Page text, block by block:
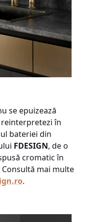
se epuizează
în
bateriei din
FDESIGN, de o
cromatic în
mai multe
.